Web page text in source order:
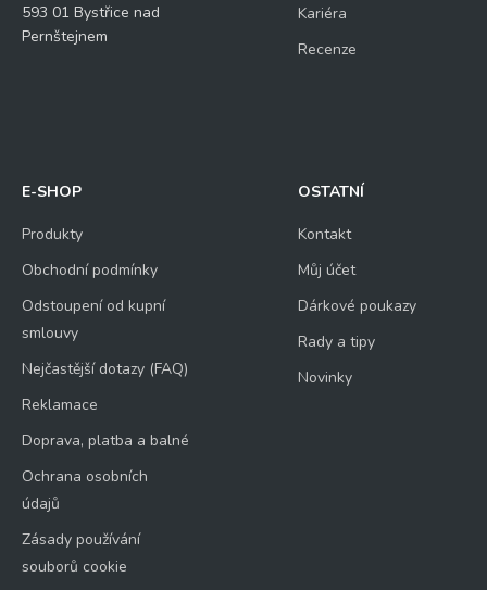
593 01 Bystřice nad
Pernštejnem
Kariéra
Recenze
E-SHOP
Produkty
Obchodní podmínky
Odstoupení od kupní
smlouvy
Nejčastější dotazy (FAQ)
Reklamace
Doprava, platba a balné
Ochrana osobních
údajů
Zásady používání
souborů cookie
OSTATNÍ
Kontakt
Můj účet
Dárkové poukazy
Rady a tipy
Novinky